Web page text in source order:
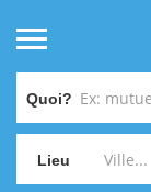
Quoi?
Lieu